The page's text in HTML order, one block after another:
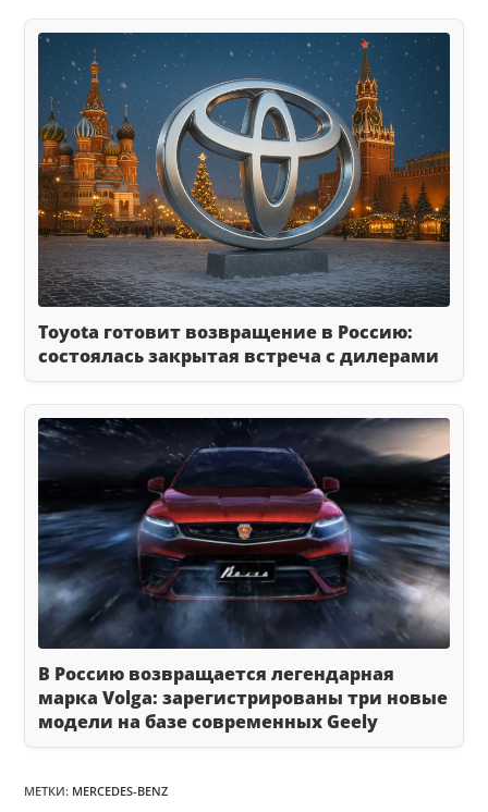
Toyota готовит возвращение в Россию:
состоялась закрытая встреча с дилерами
В Россию возвращается легендарная
марка Volga: зарегистрированы три новые
модели на базе современных Geely
МЕТКИ: MERCEDES-BENZ